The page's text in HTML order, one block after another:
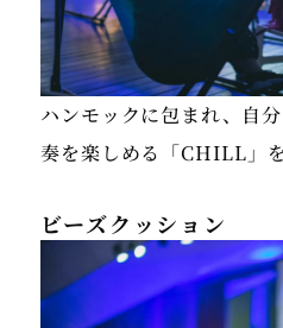
ハンモックに包まれ、自
奏を楽しめる「CHILL」
ビーズクッション